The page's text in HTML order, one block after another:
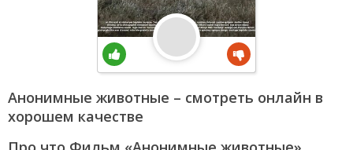
Анонимные животные – смотреть онлайн в
хорошем качестве